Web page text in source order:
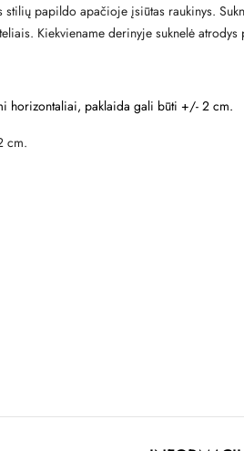
stilių papildo apačioje įsiūtas raukinys.
Kiekviename derinyje suknelė
horizontaliai, paklaida gali būti +/- 2 cm.
cm.